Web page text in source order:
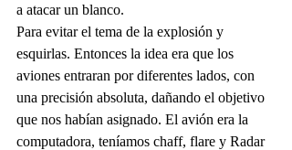
a atacar un blanco.
Para evitar el tema de la explosión y
esquirlas. Entonces la idea era que los
aviones entraran por diferentes lados, con
una precisión absoluta, dañando el objetivo
que nos habían asignado. El avión era la
computadora, teníamos chaff, flare y Radar